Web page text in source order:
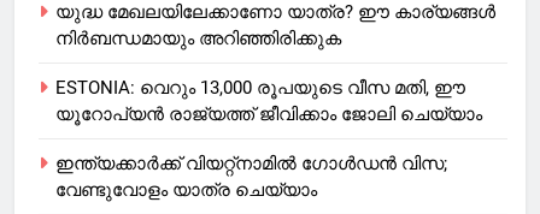
യുദ്ധ മേഖലയിലേക്കാണോ യാത്ര? ഈ കാര്യങ്ങള്‍
നിര്‍ബന്ധമായും അറിഞ്ഞിരിക്കുക
ESTONIA: വെറും 13,000 രൂപയുടെ വീസ മതി, ഈ
യൂറോപ്യന്‍ രാജ്യത്ത് ജീവിക്കാം ജോലി ചെയ്യാം
ഇന്ത്യക്കാർക്ക് വിയറ്റ്‌നാമില്‍ ഗോള്‍ഡന്‍ വിസ;
വേണ്ടുവോളം യാത്ര ചെയ്യാം